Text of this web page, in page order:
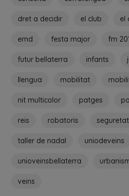
dret a decidir el club el
emd festa major fm
futur bellaterra infants
llengua mobilitat
nit multicolor patges
reis robatoris seguretat
taller de nadal uniodeveins
unioveinsbellaterra
veins